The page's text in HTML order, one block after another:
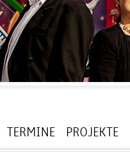
TERMINE PROJEKTE